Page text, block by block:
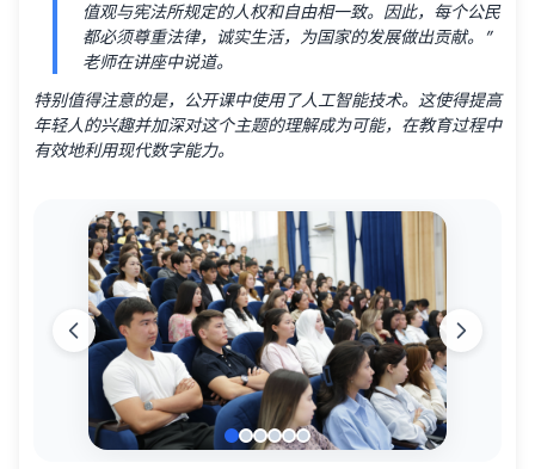
值观与宪法所规定的人权和自由相一致。因此，每个公民
都必须尊重法律，诚实生活，为国家的发展做出贡献。”
老师在讲座中说道。
特别值得注意的是，公开课中使用了人工智能技术。这使得提高
年轻人的兴趣并加深对这个主题的理解成为可能，在教育过程中
有效地利用现代数字能力。